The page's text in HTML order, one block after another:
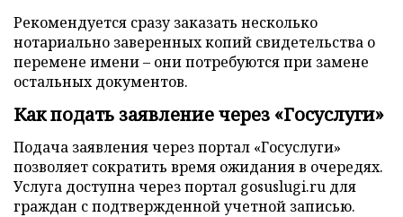
Рекомендуется сразу заказать несколько
нотариально заверенных копий свидетельства о
перемене имени – они потребуются при замене
остальных документов.
Как подать заявление через «Госуслуги»
Подача заявления через портал «Госуслуги»
позволяет сократить время ожидания в очередях.
Услуга доступна через портал gosuslugi.ru для
граждан с подтвержденной учетной записью.